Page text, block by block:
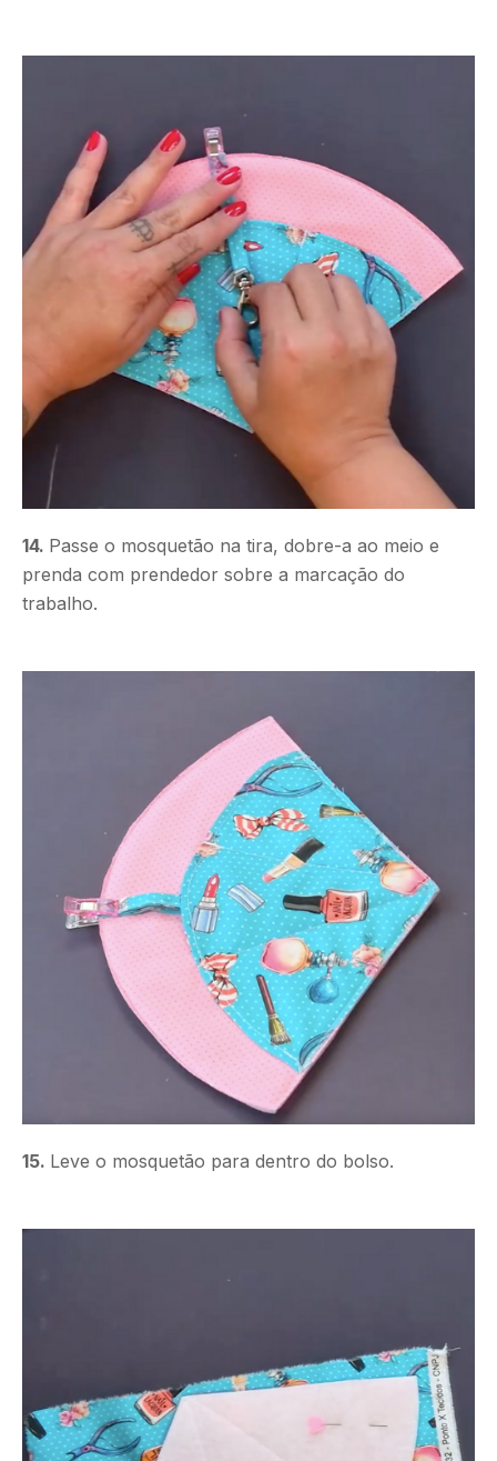
14. Passe o mosquetão na tira, dobre-a ao meio e
prenda com prendedor sobre a marcação do
trabalho.
15. Leve o mosquetão para dentro do bolso.